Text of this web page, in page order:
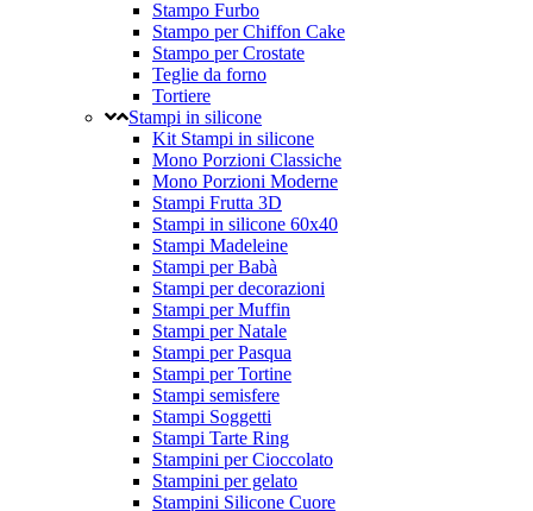
Stampo Furbo
Stampo per Chiffon Cake
Stampo per Crostate
Teglie da forno
Tortiere
Stampi in silicone
Kit Stampi in silicone
Mono Porzioni Classiche
Mono Porzioni Moderne
Stampi Frutta 3D
Stampi in silicone 60x40
Stampi Madeleine
Stampi per Babà
Stampi per decorazioni
Stampi per Muffin
Stampi per Natale
Stampi per Pasqua
Stampi per Tortine
Stampi semisfere
Stampi Soggetti
Stampi Tarte Ring
Stampini per Cioccolato
Stampini per gelato
Stampini Silicone Cuore